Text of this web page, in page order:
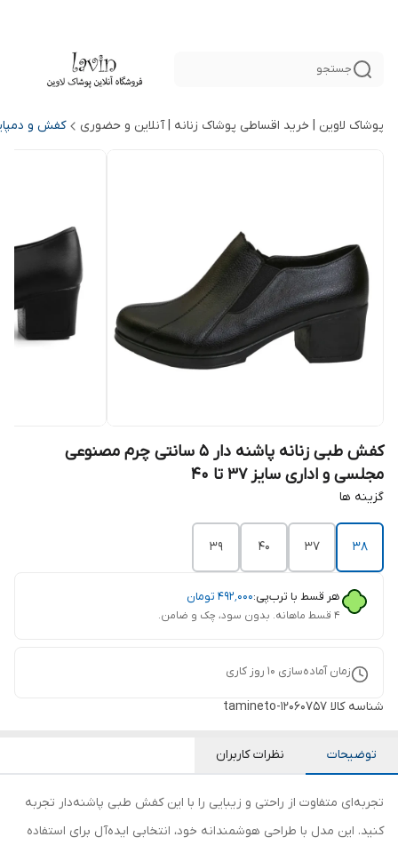
جستجو
پوشاک لاوین | خرید اقساطی پوشاک زنانه | آنلاین و حضوری کفش و
کفش طبی زنانه پاشنه دار 5 سانتی چرم مصنوعی
مجلسی و اداری سایز 37 تا 40
گزینه ها
38
37
40
39
هر قسط با ترب‌پی:۴۹۲٬۰۰۰ تومان
۴ قسط ماهانه. بدون سود، چک و ضامن.
زمان آماده‌سازی 10 روز کاری
شناسه کالا tamineto-12060757
توضیحات نظرات کاربران
تجربه‌ای متفاوت از راحتی و زیبایی را با این کفش طبی پاشنه‌دار تجربه
کنید. این مدل با طراحی هوشمندانه خود، انتخابی ایده‌آل برای استفاده